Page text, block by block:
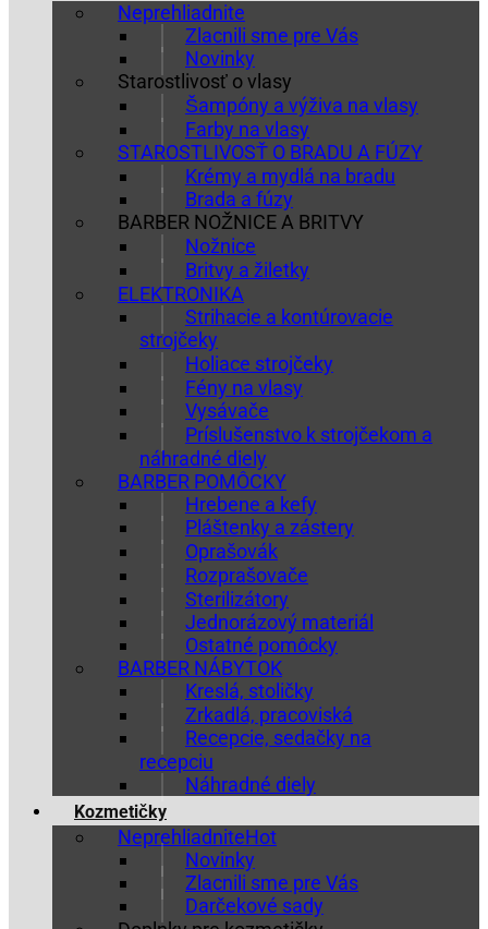
Neprehliadnite
Zlacnili sme pre Vás
Novinky
Starostlivosť o vlasy
Šampóny a výživa na vlasy
Farby na vlasy
STAROSTLIVOSŤ O BRADU A FÚZY
Krémy a mydlá na bradu
Brada a fúzy
BARBER NOŽNICE A BRITVY
Nožnice
Britvy a žiletky
ELEKTRONIKA
Strihacie a kontúrovacie
strojčeky
Holiace strojčeky
Fény na vlasy
Vysávače
Príslušenstvo k strojčekom a
náhradné diely
BARBER POMÔCKY
Hrebene a kefy
Pláštenky a zástery
Oprašovák
Rozprašovače
Sterilizátory
Jednorázový materiál
Ostatné pomôcky
BARBER NÁBYTOK
Kreslá, stoličky
Zrkadlá, pracoviská
Recepcie, sedačky na
recepciu
Náhradné diely
Kozmetičky
Neprehliadnite
Novinky
Zlacnili sme pre Vás
Darčekové sady